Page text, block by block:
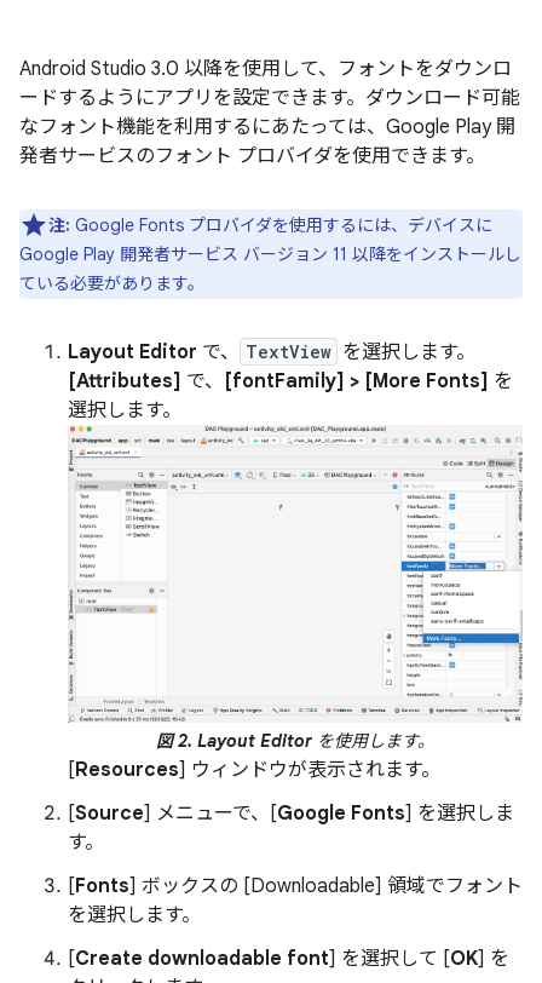
Android Studio 3.0 以降を使用して、フォントをダウンロ
ードするようにアプリを設定できます。ダウンロード可能
なフォント機能を利用するにあたっては、Google Play 開
発者サービスのフォント プロバイダを使用できます。
注: Google Fonts プロバイダを使用するには、デバイスに
Google Play 開発者サービス バージョン 11 以降をインストールし
ている必要があります。
Layout Editor で、 TextView を選択します。
[Attributes] で、 [fontFamily] > [More Fonts] を
選択します。
図 2. Layout Editor を使用します。
[Resources] ウィンドウが表示されます。
[Source] メニューで、[Google Fonts] を選択しま
す。
[Fonts] ボックスの [Downloadable] 領域でフォント
を選択します。
[Create downloadable font] を選択して [OK] を